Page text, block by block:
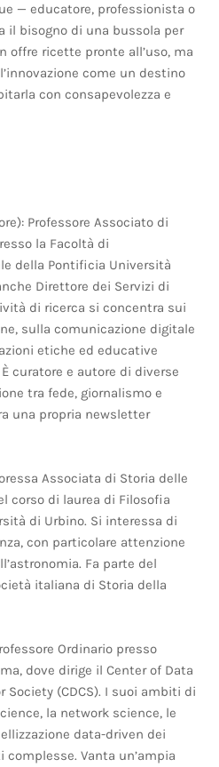
— educatore, professionista o
bisogno di una bussola per
offre ricette pronte all’uso, ma
l’innovazione come un destino
con consapevolezza e
Professore Associato di
la Facoltà di
della Pontificia Università
Direttore dei Servizi di
di ricerca si concentra sui
sulla comunicazione digitale
etiche ed educative
curatore e autore di diverse
tra fede, giornalismo e
una propria newsletter
Associata di Storia delle
corso di laurea di Filosofia
di Urbino. Si interessa di
con particolare attenzione
Fa parte del
italiana di Storia della
Ordinario presso
dove dirige il Center of Data
Society (CDCS). I suoi ambiti di
la network science, le
data-driven dei
Vanta un’ampia